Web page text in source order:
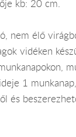
kb: 20 cm.
nem élő
vidéken
1
és